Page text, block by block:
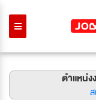
ตำแหน่